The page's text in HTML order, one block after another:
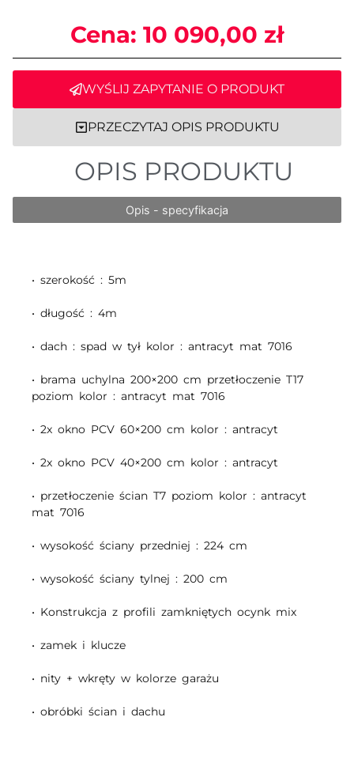
Cena: 10 090,00 zł
WYŚLIJ ZAPYTANIE O PRODUKT
PRZECZYTAJ OPIS PRODUKTU
OPIS PRODUKTU
Opis - specyfikacja
• szerokość : 5m
• długość : 4m
• dach : spad w tył kolor : antracyt mat 7016
• brama uchylna 200×200 cm przetłoczenie T17
poziom kolor : antracyt mat 7016
• 2x okno PCV 60×200 cm kolor : antracyt
• 2x okno PCV 40×200 cm kolor : antracyt
• przetłoczenie ścian T7 poziom kolor : antracyt
mat 7016
• wysokość ściany przedniej : 224 cm
• wysokość ściany tylnej : 200 cm
• Konstrukcja z profili zamkniętych ocynk mix
• zamek i klucze
• nity + wkręty w kolorze garażu
• obróbki ścian i dachu